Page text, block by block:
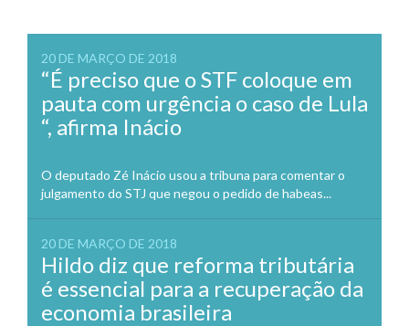
20 DE MARÇO DE 2018
“É preciso que o STF coloque em
pauta com urgência o caso de Lula
“, afirma Inácio
O deputado Zé Inácio usou a tribuna para comentar o
julgamento do STJ que negou o pedido de habeas...
20 DE MARÇO DE 2018
Hildo diz que reforma tributária
é essencial para a recuperação da
economia brasileira